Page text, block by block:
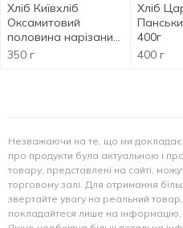
Хлiб Київхліб
Оксамитовий
половина нарізаний
350г
350 г
Хліб
400г
400 г
Незважаючи на те, що ми
про продукти була актуальною і
товару, представлені на сайті,
торговому залі. Для отримання
звертайте увагу на реальний
покладайтеся лише на